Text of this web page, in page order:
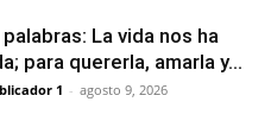
La vida nos ha
para quererla, amarla y...
1 - agosto 9, 2026